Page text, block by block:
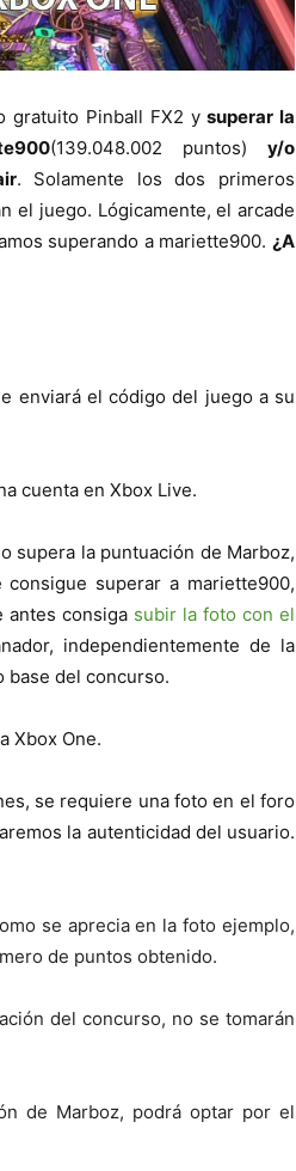
gratuito Pinball FX2 y superar la
(139.048.002 puntos)y/o
. Solamente los dos primeros
el juego. Lógicamente, el arcade
superando a mariette900. ¿A
enviará el código del juego a su
cuenta en Xbox Live.
supera la puntuación de Marboz,
superar a mariette900,
antes consiga subir la foto con el
independientemente de la
base del concurso.
Xbox One.
se requiere una foto en el foro
la autenticidad del usuario.
se aprecia en la foto ejemplo,
de puntos obtenido.
del concurso, no se tomarán
de Marboz, podrá optar por el